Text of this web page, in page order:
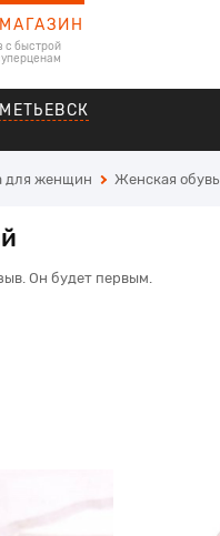
с быстрой
для женщин Женская обувь
Он будет первым.